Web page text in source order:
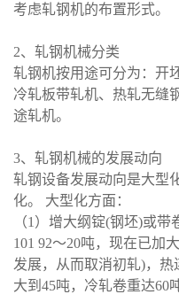
考虑轧钢机的布置形式。
2、轧钢机械分类
轧钢机按用途可分为：开
冷轧板带轧机、热轧无缝
途轧机。
3、轧钢机械的发展动向
轧钢设备发展动向是大型
化。
大型化方面：
（1）增大纲锭(钢坯)或带
101 92～20吨，现在已加
发展，从而取消初轧)，
大到45吨，冷轧卷重达60